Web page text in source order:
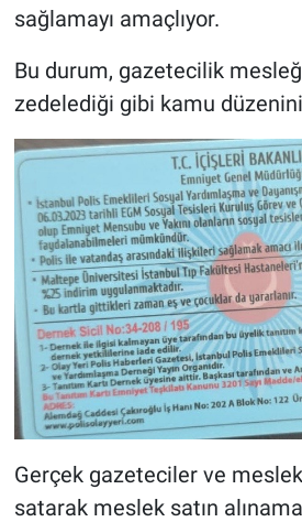
sağlamayı amaçlıyor.
Bu durum, gazetecilik
zedelediği gibi kamu
Gerçek gazeteciler ve
satarak meslek satın